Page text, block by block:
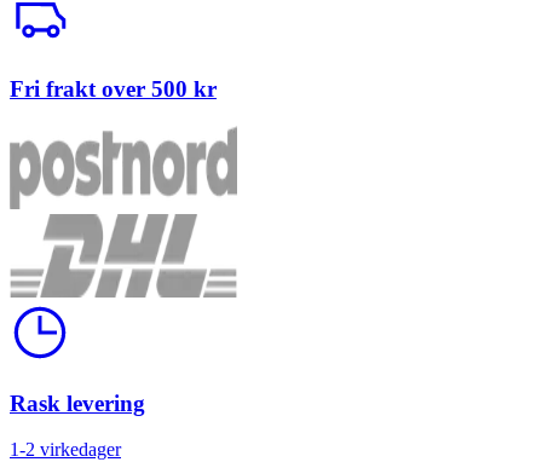
Fri frakt over 500 kr
Rask levering
1-2 virkedager